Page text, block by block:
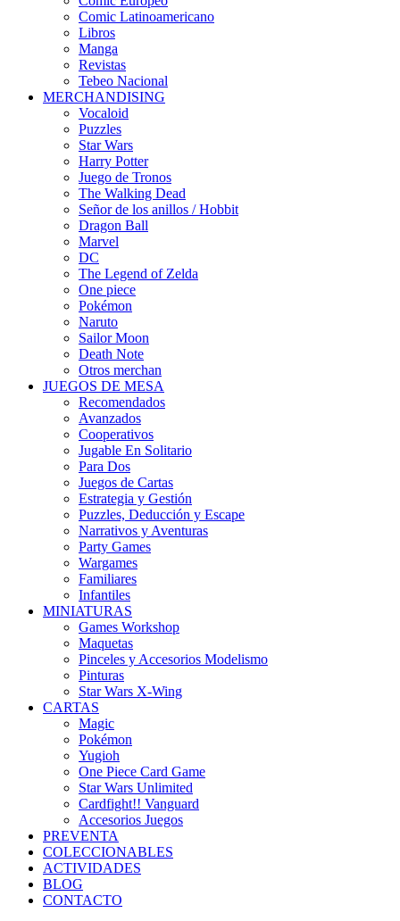
Comic Latinoamericano
Libros
Manga
Revistas
Tebeo Nacional
MERCHANDISING
Vocaloid
Puzzles
Star Wars
Harry Potter
Juego de Tronos
The Walking Dead
Señor de los anillos / Hobbit
Dragon Ball
Marvel
DC
The Legend of Zelda
One piece
Pokémon
Naruto
Sailor Moon
Death Note
Otros merchan
JUEGOS DE MESA
Recomendados
Avanzados
Cooperativos
Jugable En Solitario
Para Dos
Juegos de Cartas
Estrategia y Gestión
Puzzles, Deducción y Escape
Narrativos y Aventuras
Party Games
Wargames
Familiares
Infantiles
MINIATURAS
Games Workshop
Maquetas
Pinceles y Accesorios Modelismo
Pinturas
Star Wars X-Wing
CARTAS
Magic
Pokémon
Yugioh
One Piece Card Game
Star Wars Unlimited
Cardfight!! Vanguard
Accesorios Juegos
PREVENTA
COLECCIONABLES
ACTIVIDADES
BLOG
CONTACTO